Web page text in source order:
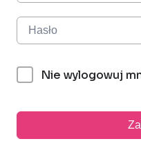
Nie wylogowuj